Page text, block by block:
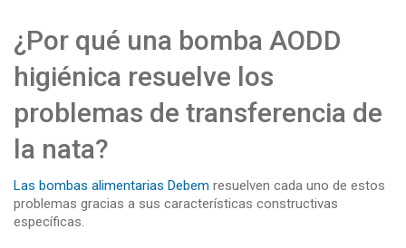
¿Por qué una bomba AODD
higiénica resuelve los
problemas de transferencia de
la nata?
Las bombas alimentarias Debem resuelven cada uno de estos
problemas gracias a sus características constructivas
específicas.